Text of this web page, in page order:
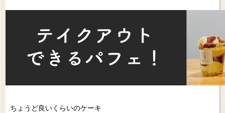
ちょうど良いくらいのケーキ